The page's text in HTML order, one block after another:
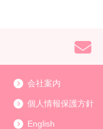
会社案内
個人情報保護方針
English